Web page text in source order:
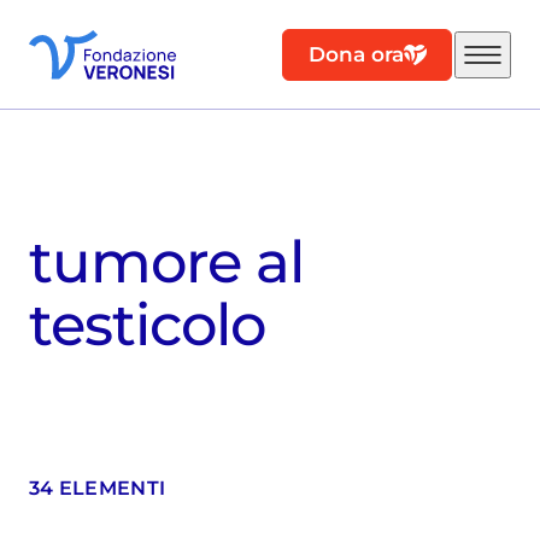
Dona ora
tumore al
testicolo
34 ELEMENTI